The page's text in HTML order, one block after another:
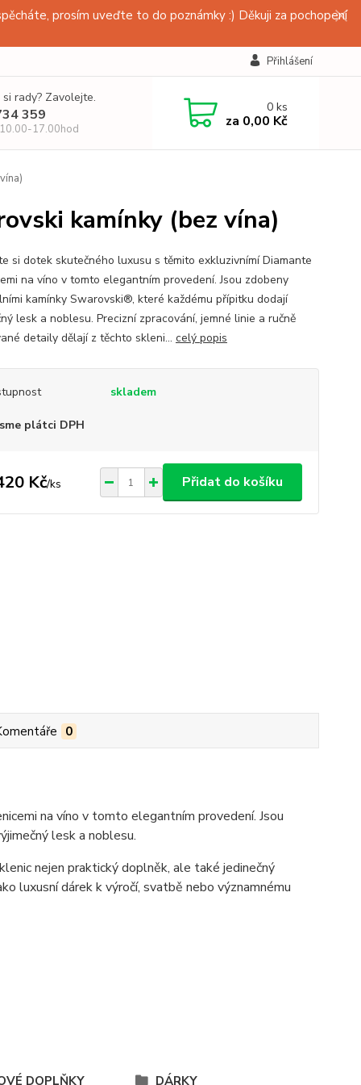
prosím uveďte to do poznámky :) Děkuji za pochopení
Přihlášení
rady? Zavolejte.
359
17.00hod
0ks
za 0,00 Kč
kamínky (bez vína)
si dotek skutečného luxusu s těmito exkluzivnímí Diamante
na víno v tomto elegantním provedení. Jsou zdobeny
kamínky Swarovski®, které každému přípitku dodají
lesk a noblesu. Precizní zpracování, jemné linie a ručně
detaily dělají z těchto skleni... celý popis
skladem
plátci DPH
Kč/ks Přidat do košíku
0
na víno v tomto elegantním provedení. Jsou
lesk a noblesu.
nejen praktický doplněk, ale také jedinečný
luxusní dárek k výročí, svatbě nebo významnému
DOPLŇKY DÁRKY